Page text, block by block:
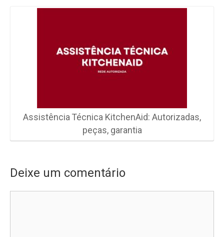
Assistência Técnica KitchenAid: Autorizadas,
peças, garantia
Deixe um comentário